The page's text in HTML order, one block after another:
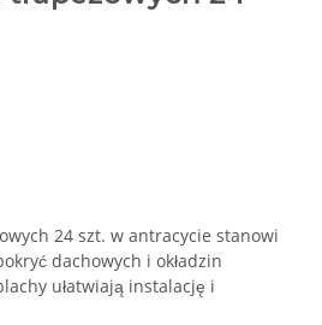
24 szt. w antracycie stanowi
dachowych i okładzin
ułatwiają instalację i